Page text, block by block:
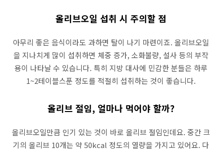
올리브오일 섭취 시 주의할 점
아무리 좋은 음식이라도 과하면 탈이 나기 마련이죠. 올리브오일
을 지나치게 많이 섭취하면 체중 증가, 소화불량, 설사 등의 부작
용이 나타날 수 있습니다. 특히 지방 대사에 민감한 분들은 하루
1~2테이블스푼 정도를 적절히 섭취하는 것이 좋습니다.
올리브 절임, 얼마나 먹어야 할까?
올리브오일만큼 인기 있는 것이 바로 올리브 절임인데요. 중간 크
기의 올리브 10개는 약 50kcal 정도의 열량을 가지고 있어요. 다